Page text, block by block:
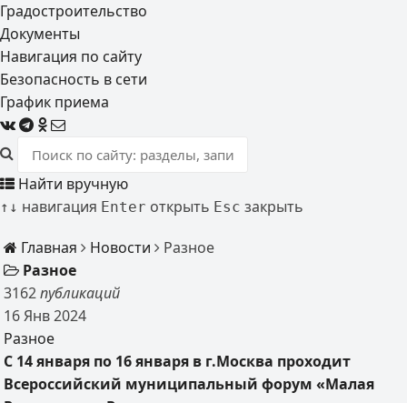
Градостроительство
Документы
Навигация по сайту
Безопасность в сети
График приема
Найти вручную
↑ ↓ навигация Enter открыть Esc закрыть
Главная Новости
Разное
Разное
3162 публикаций
16 Янв 2024
Разное
С 14 января по 16 января в г.Москва проходит
Всероссийский муниципальный форум «Малая